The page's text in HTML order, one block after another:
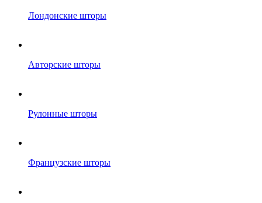
Лондонские шторы
Авторские шторы
Рулонные шторы
Французские шторы